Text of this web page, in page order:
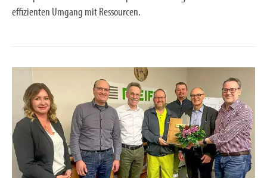
effizienten Umgang mit Ressourcen.